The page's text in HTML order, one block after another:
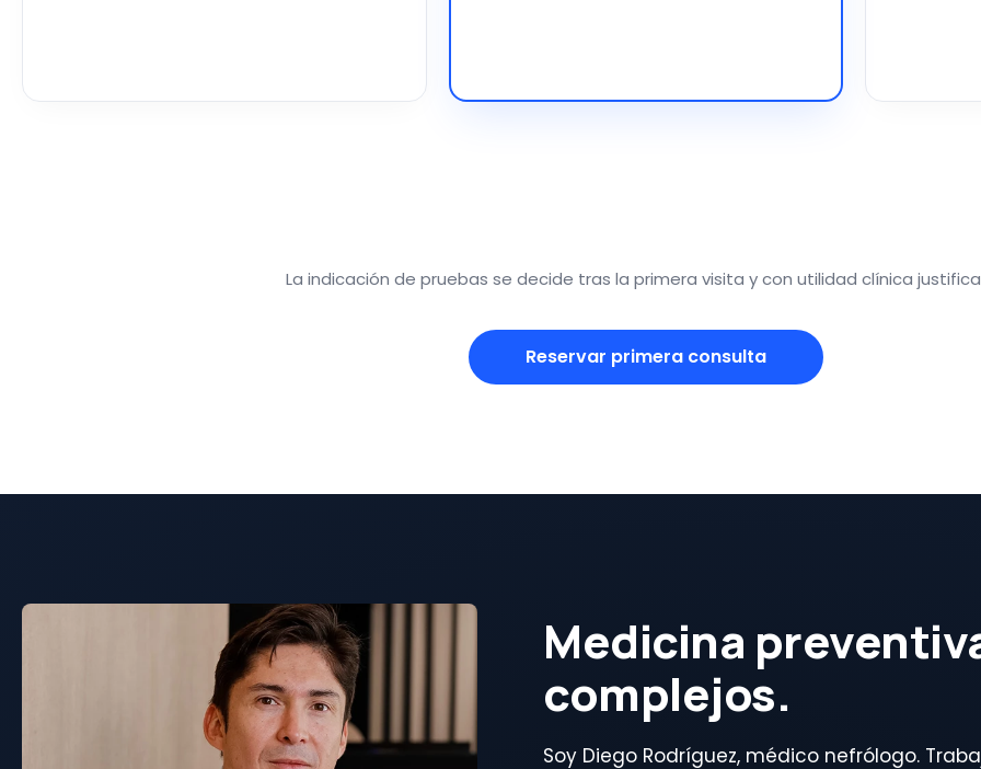
La indicación de pruebas se decide tras la primera visita y con utilidad clínica
Reservar primera consulta
Medicina
complejos.
Soy Diego Rodríguez, médico nefrólogo.